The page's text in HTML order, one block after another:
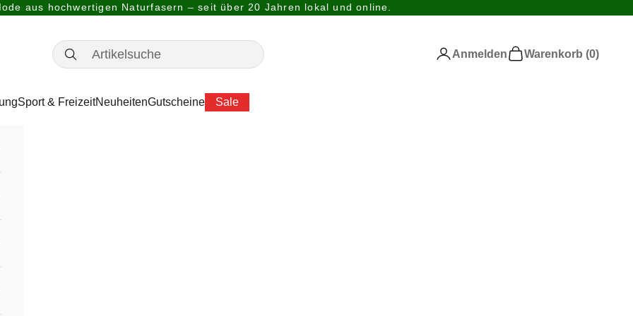
aus hochwertigen Naturfasern – seit über 20 Jahren lokal und online.
Sport & FreizeitNeuheitenGutscheine Sale
Anmelden
AnmeldenWarenkorb
Warenkorb (0)